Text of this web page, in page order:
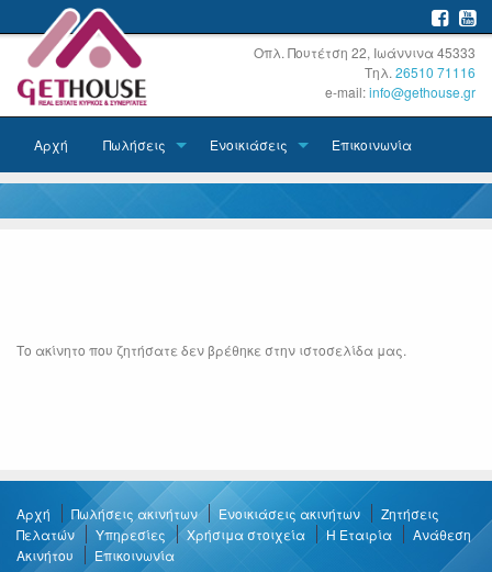
Οπλ. Πουτέτση 22, Ιωάννινα 45333
Τηλ. 26510 71116
e-mail:info@gethouse.gr
Αρχή Πωλήσεις Ενοικιάσεις Επικοινωνία
Το ακίνητο που ζητήσατε δεν βρέθηκε στην ιστοσελίδα μας.
Αρχή Πωλήσεις ακινήτων Ενοικιάσεις ακινήτων
Ζητήσεις
Πελατών
Υπηρεσίες Χρήσιμα στοιχεία Η Εταιρία
Ανάθεση
Ακινήτου
Επικοινωνία